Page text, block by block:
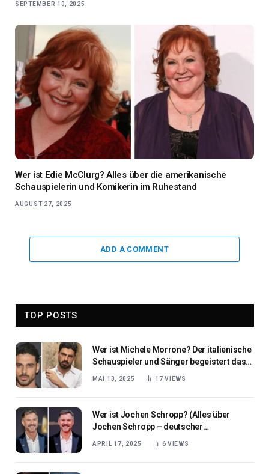
SEPTEMBER 10, 2025
Wer ist Edie McClurg? Alles über die amerikanische
Schauspielerin und Komikerin im Ruhestand
AUGUST 27, 2025
ADD A COMMENT
TOP POSTS
Wer ist Michele Morrone? Der italienische
Schauspieler und Sänger begeistert das
weltweite Publikum
MAI 13, 2025 17VIEWS
Wer ist Jochen Schropp? (Alles über
Jochen Schropp – deutscher
Schauspieler und Fernsehmoderator)
APRIL 17, 2025 6 VIEWS